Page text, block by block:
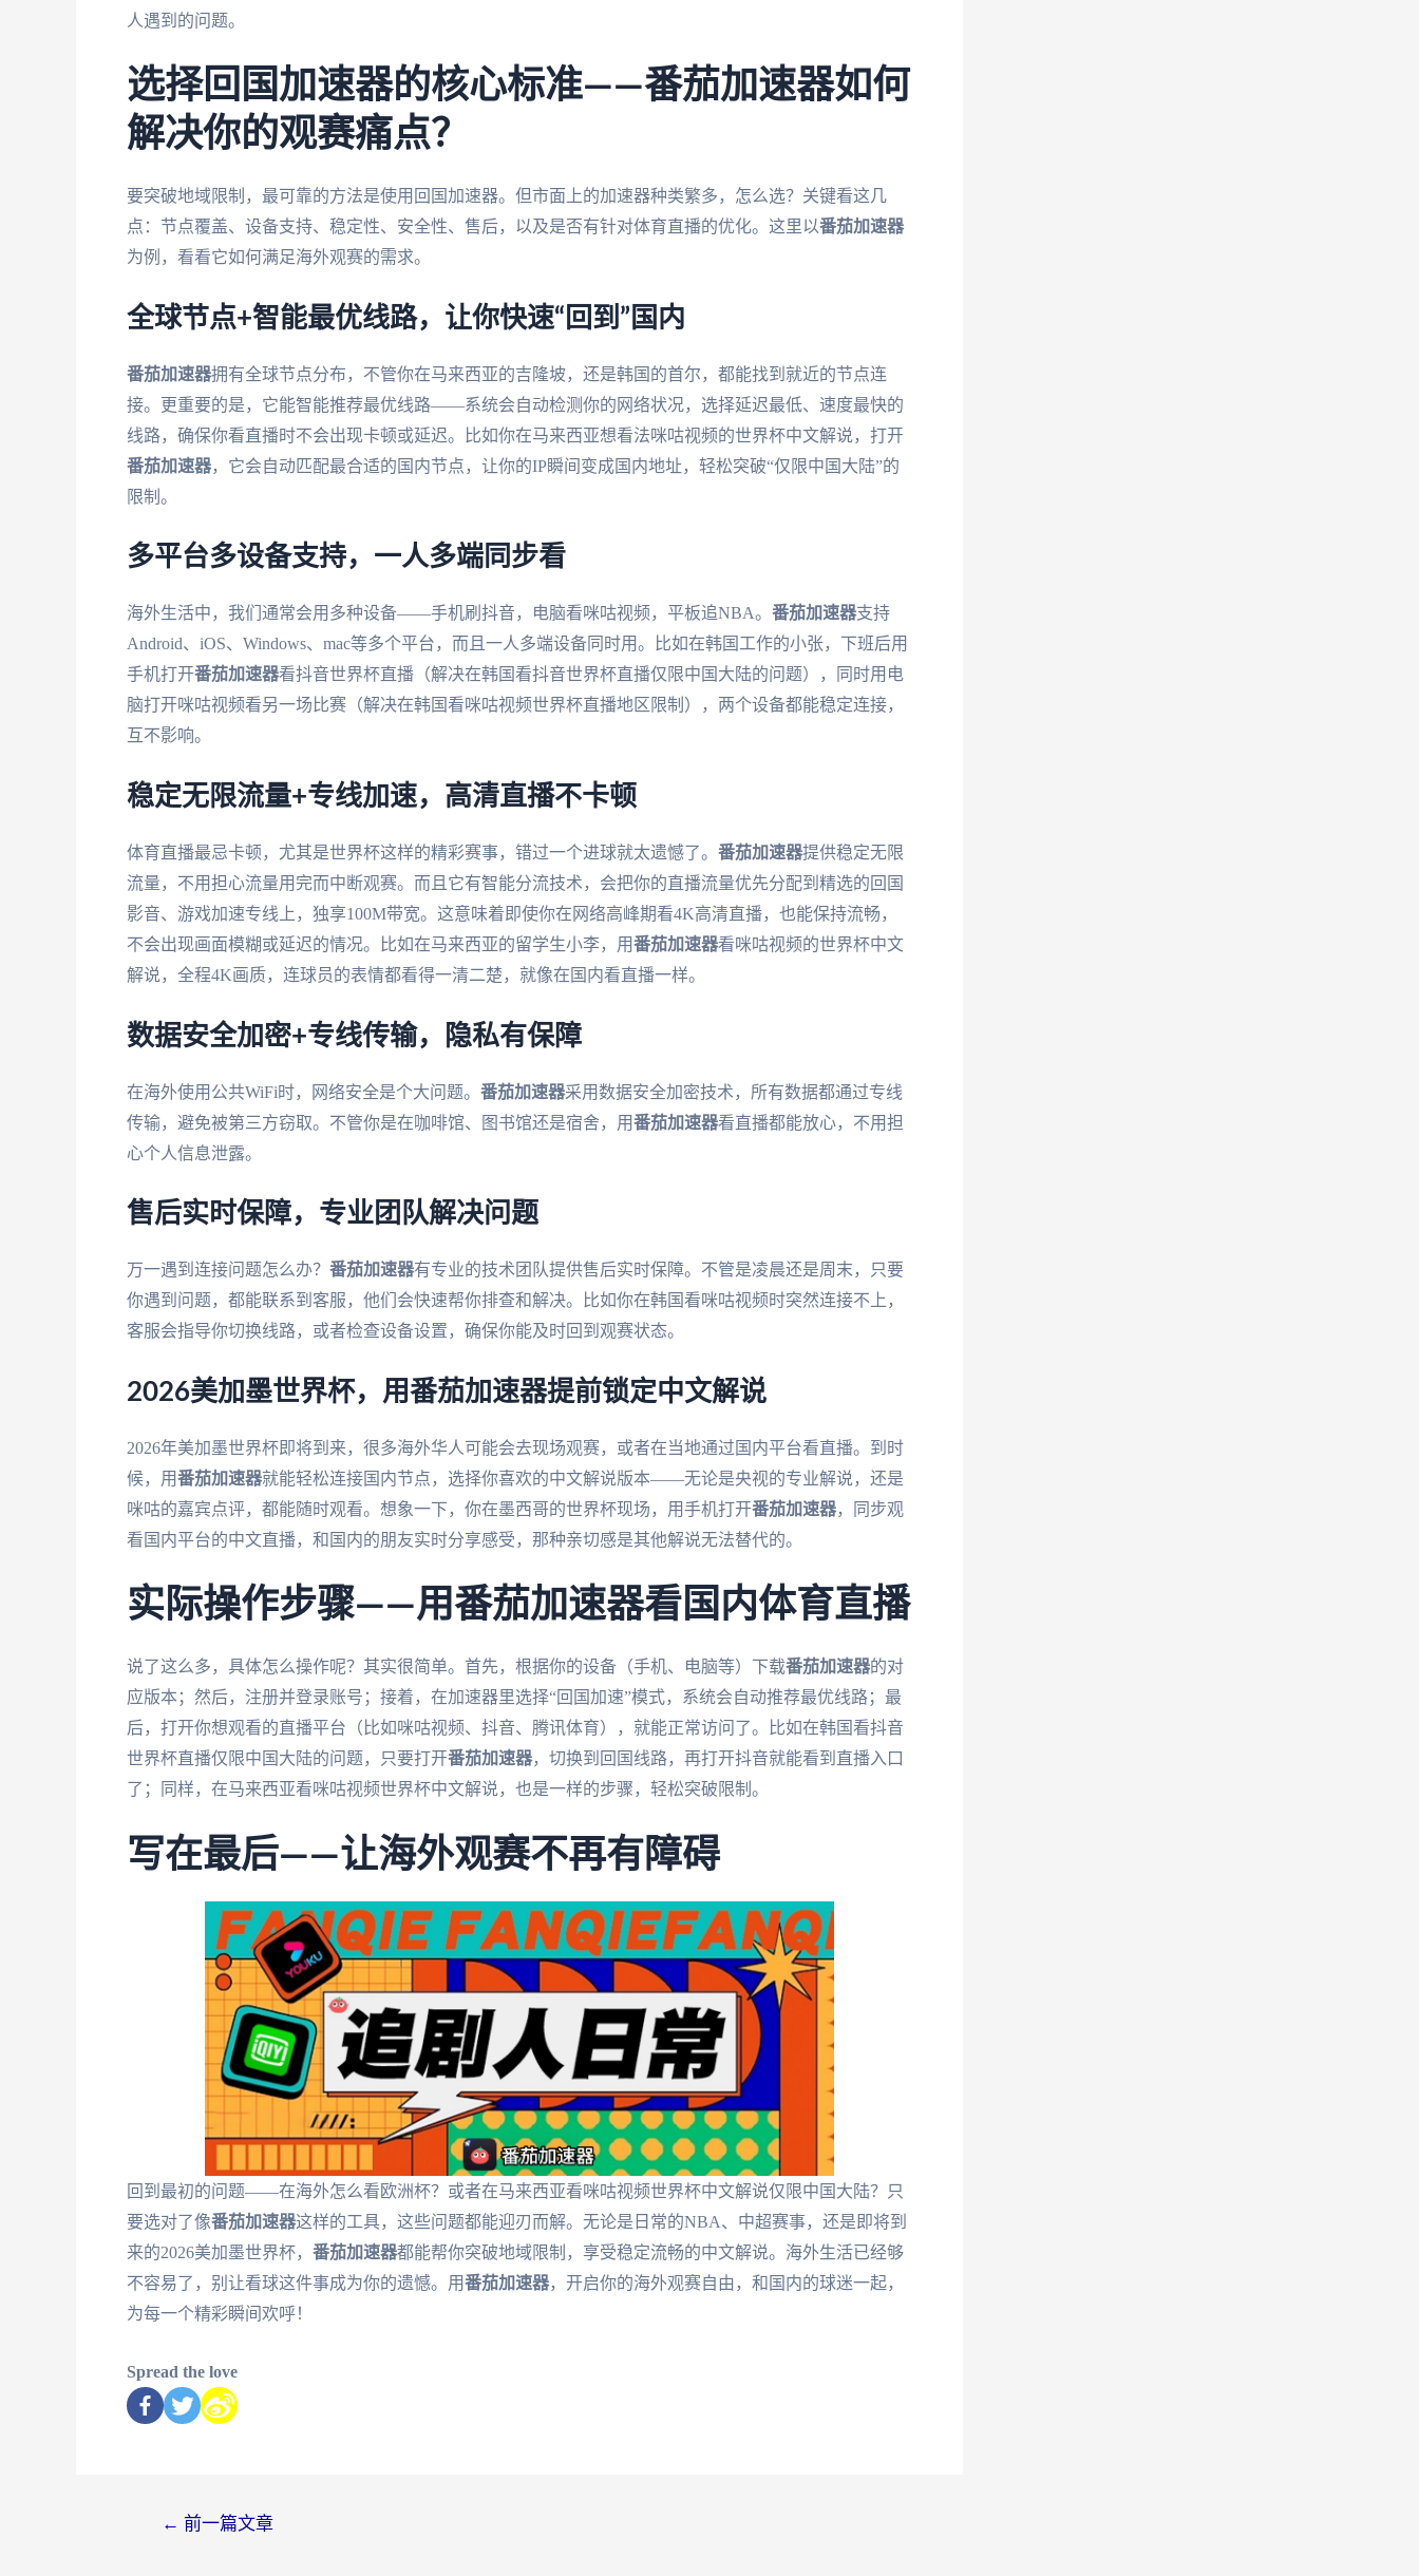
人遇到的问题。
选择回国加速器的核心标准——番茄加速器如何
解决你的观赛痛点？
要突破地域限制，最可靠的方法是使用回国加速器。但市面上的加速器种类繁多，怎么选？关键看这几
点：节点覆盖、设备支持、稳定性、安全性、售后，以及是否有针对体育直播的优化。这里以番茄加速器
为例，看看它如何满足海外观赛的需求。
全球节点+智能最优线路，让你快速“回到”国内
番茄加速器拥有全球节点分布，不管你在马来西亚的吉隆坡，还是韩国的首尔，都能找到就近的节点连
接。更重要的是，它能智能推荐最优线路——系统会自动检测你的网络状况，选择延迟最低、速度最快的
线路，确保你看直播时不会出现卡顿或延迟。比如你在马来西亚想看法咪咕视频的世界杯中文解说，打开
番茄加速器，它会自动匹配最合适的国内节点，让你的IP瞬间变成国内地址，轻松突破“仅限中国大陆”的
限制。
多平台多设备支持，一人多端同步看
海外生活中，我们通常会用多种设备——手机刷抖音，电脑看咪咕视频，平板追NBA。 番茄加速器支持
Android、iOS、Windows、mac等多个平台，而且一人多端设备同时用。比如在韩国工作的小张，下班后用
手机打开番茄加速器看抖音世界杯直播（解决在韩国看抖音世界杯直播仅限中国大陆的问题），同时用电
脑打开咪咕视频看另一场比赛（解决在韩国看咪咕视频世界杯直播地区限制），两个设备都能稳定连接，
互不影响。
稳定无限流量+专线加速，高清直播不卡顿
体育直播最忌卡顿，尤其是世界杯这样的精彩赛事，错过一个进球就太遗憾了。 番茄加速器提供稳定无限
流量，不用担心流量用完而中断观赛。而且它有智能分流技术，会把你的直播流量优先分配到精选的回国
影音、游戏加速专线上，独享100M带宽。这意味着即使你在网络高峰期看4K高清直播，也能保持流畅，
不会出现画面模糊或延迟的情况。比如在马来西亚的留学生小李，用番茄加速器看咪咕视频的世界杯中文
解说，全程4K画质，连球员的表情都看得一清二楚，就像在国内看直播一样。
数据安全加密+专线传输，隐私有保障
在海外使用公共WiFi时，网络安全是个大问题。 番茄加速器采用数据安全加密技术，所有数据都通过专线
传输，避免被第三方窃取。不管你是在咖啡馆、图书馆还是宿舍，用番茄加速器看直播都能放心，不用担
心个人信息泄露。
售后实时保障，专业团队解决问题
万一遇到连接问题怎么办？ 番茄加速器有专业的技术团队提供售后实时保障。不管是凌晨还是周末，只要
你遇到问题，都能联系到客服，他们会快速帮你排查和解决。比如你在韩国看咪咕视频时突然连接不上，
客服会指导你切换线路，或者检查设备设置，确保你能及时回到观赛状态。
2026美加墨世界杯，用番茄加速器提前锁定中文解说
2026年美加墨世界杯即将到来，很多海外华人可能会去现场观赛，或者在当地通过国内平台看直播。到时
候，用番茄加速器就能轻松连接国内节点，选择你喜欢的中文解说版本——无论是央视的专业解说，还是
咪咕的嘉宾点评，都能随时观看。想象一下，你在墨西哥的世界杯现场，用手机打开番茄加速器，同步观
看国内平台的中文直播，和国内的朋友实时分享感受，那种亲切感是其他解说无法替代的。
实际操作步骤——用番茄加速器看国内体育直播
说了这么多，具体怎么操作呢？其实很简单。首先，根据你的设备（手机、电脑等）下载番茄加速器的对
应版本；然后，注册并登录账号；接着，在加速器里选择“回国加速”模式，系统会自动推荐最优线路；最
后，打开你想观看的直播平台（比如咪咕视频、抖音、腾讯体育），就能正常访问了。比如在韩国看抖音
世界杯直播仅限中国大陆的问题，只要打开番茄加速器，切换到回国线路，再打开抖音就能看到直播入口
了；同样，在马来西亚看咪咕视频世界杯中文解说，也是一样的步骤，轻松突破限制。
写在最后——让海外观赛不再有障碍
回到最初的问题——在海外怎么看欧洲杯？或者在马来西亚看咪咕视频世界杯中文解说仅限中国大陆？只
要选对了像番茄加速器这样的工具，这些问题都能迎刃而解。无论是日常的NBA、中超赛事，还是即将到
来的2026美加墨世界杯， 番茄加速器都能帮你突破地域限制，享受稳定流畅的中文解说。海外生活已经够
不容易了，别让看球这件事成为你的遗憾。用番茄加速器，开启你的海外观赛自由，和国内的球迷一起，
为每一个精彩瞬间欢呼！
Spread the love
← 前一篇文章